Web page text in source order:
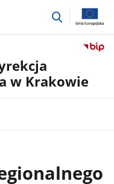
przejdź
w Krakowie